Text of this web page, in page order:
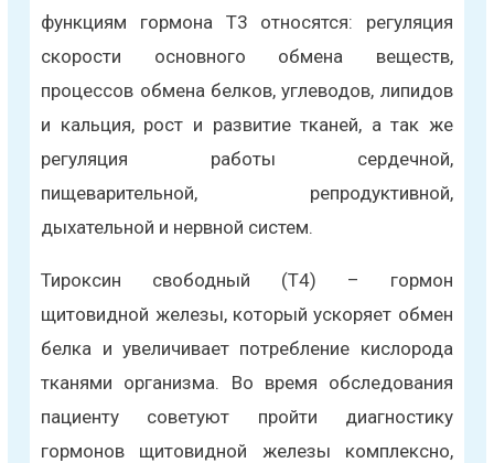
функциям гормона Т3 относятся: регуляция
скорости основного обмена веществ,
процессов обмена белков, углеводов, липидов
и кальция, рост и развитие тканей, а так же
регуляция работы сердечной,
пищеварительной, репродуктивной,
дыхательной и нервной систем.
Тироксин свободный (Т4) – гормон
щитовидной железы, который ускоряет обмен
белка и увеличивает потребление кислорода
тканями организма. Во время обследования
пациенту советуют пройти диагностику
гормонов щитовидной железы комплексно,